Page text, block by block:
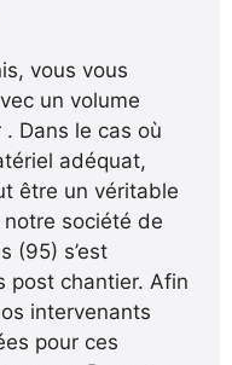
vous vous
un volume
Dans le cas où
adéquat,
être un véritable
notre société de
(95) s’est
post chantier. Afin
intervenants
pour ces